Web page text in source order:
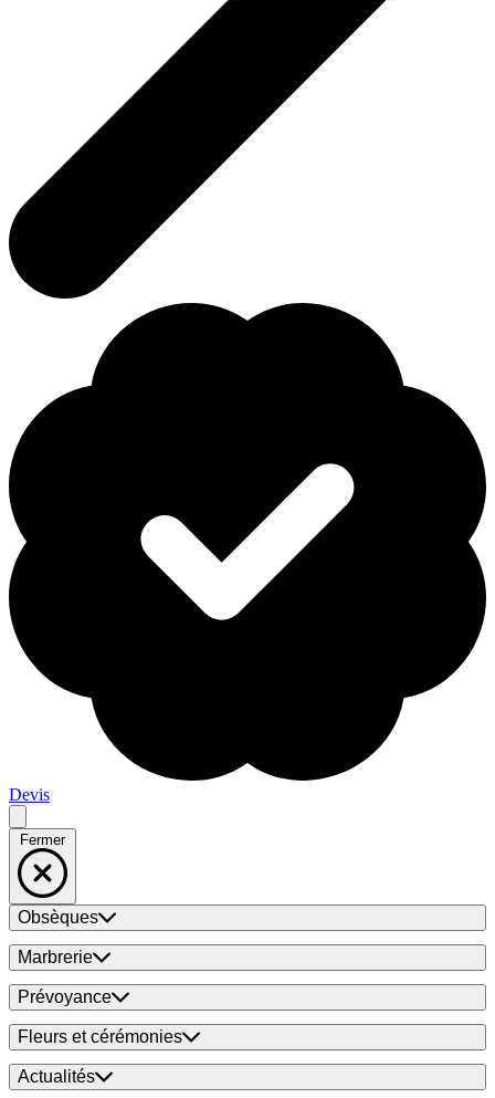
Devis
Fermer
Obsèques
Marbrerie
Prévoyance
Fleurs et cérémonies
Actualités